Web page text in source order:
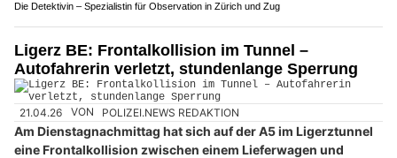
Die Detektivin – Spezialistin für Observation in Zürich und Zug
Ligerz BE: Frontalkollision im Tunnel –
Autofahrerin verletzt, stundenlange Sperrung
21.04.26 VON POLIZEI.NEWS REDAKTION
Am Dienstagnachmittag hat sich auf der A5 im Ligerztunnel
eine Frontalkollision zwischen einem Lieferwagen und